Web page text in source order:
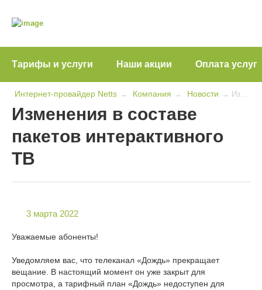
Тарифы и услуги Наши акции Оплата услуг
Интернет-провайдер Netts → Компания → Новости → Изменения в составе пакетов интерактивного ТВ
Изменения в составе
пакетов интерактивного
ТВ
3 марта 2022
Уважаемые абоненты!
Уведомляем вас, что телеканал «Дождь» прекращает
вещание. В настоящий момент он уже закрыт для
просмотра, а тарифный план «Дождь» недоступен для